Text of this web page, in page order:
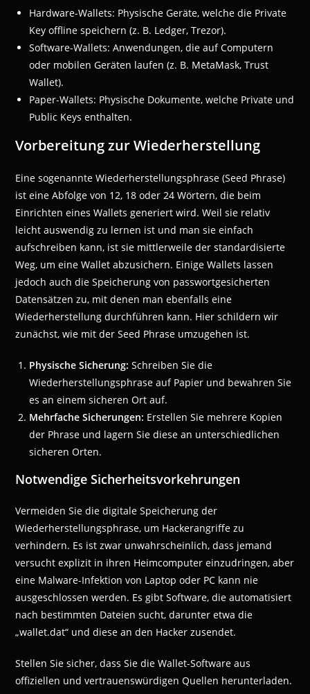
Hardware-Wallets: Physische Geräte, welche die Private
Key offline speichern (z. B. Ledger, Trezor).
Software-Wallets: Anwendungen, die auf Computern
oder mobilen Geräten laufen (z. B. MetaMask, Trust
Wallet).
Paper-Wallets: Physische Dokumente, welche Private und
Public Keys enthalten.
Vorbereitung zur Wiederherstellung
Eine sogenannte Wiederherstellungsphrase (Seed Phrase)
ist eine Abfolge von 12, 18 oder 24 Wörtern, die beim
Einrichten eines Wallets generiert wird. Weil sie relativ
leicht auswendig zu lernen ist und man sie einfach
aufschreiben kann, ist sie mittlerweile der standardisierte
Weg, um eine Wallet abzusichern. Einige Wallets lassen
jedoch auch die Speicherung von passwortgesicherten
Datensätzen zu, mit denen man ebenfalls eine
Wiederherstellung durchführen kann. Hier schildern wir
zunächst, wie mit der Seed Phrase umzugehen ist.
Physische Sicherung: Schreiben Sie die
Wiederherstellungsphrase auf Papier und bewahren Sie
es an einem sicheren Ort auf.
Mehrfache Sicherungen: Erstellen Sie mehrere Kopien
der Phrase und lagern Sie diese an unterschiedlichen
sicheren Orten.
Notwendige Sicherheitsvorkehrungen
Vermeiden Sie die digitale Speicherung der
Wiederherstellungsphrase, um Hackerangriffe zu
verhindern. Es ist zwar unwahrscheinlich, dass jemand
versucht explizit in ihren Heimcomputer einzudringen, aber
eine Malware-Infektion von Laptop oder PC kann nie
ausgeschlossen werden. Es gibt Software, die automatisiert
nach bestimmten Dateien sucht, darunter etwa die
„wallet.dat“ und diese an den Hacker zusendet.
Stellen Sie sicher, dass Sie die Wallet-Software aus
offiziellen und vertrauenswürdigen Quellen herunterladen.